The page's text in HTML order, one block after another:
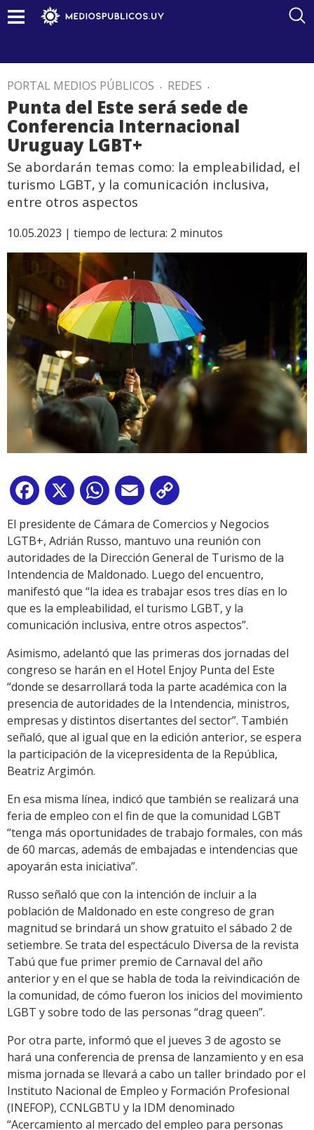
PORTAL MEDIOS PÚBLICOS . REDES .
Punta del Este será sede de
Conferencia Internacional
Uruguay LGBT+
Se abordarán temas como: la empleabilidad, el
turismo LGBT, y la comunicación inclusiva,
entre otros aspectos
10.05.2023 | tiempo de lectura: 2 minutos
Facebook
X WhatsApp
Email
Link
El presidente de Cámara de Comercios y Negocios
LGTB+, Adrián Russo, mantuvo una reunión con
autoridades de la Dirección General de Turismo de la
Intendencia de Maldonado. Luego del encuentro,
manifestó que “la idea es trabajar esos tres días en lo
que es la empleabilidad, el turismo LGBT, y la
comunicación inclusiva, entre otros aspectos”.
Asimismo, adelantó que las primeras dos jornadas del
congreso se harán en el Hotel Enjoy Punta del Este
“donde se desarrollará toda la parte académica con la
presencia de autoridades de la Intendencia, ministros,
empresas y distintos disertantes del sector”. También
señaló, que al igual que en la edición anterior, se espera
la participación de la vicepresidenta de la República,
Beatriz Argimón.
En esa misma línea, indicó que también se realizará una
feria de empleo con el fin de que la comunidad LGBT
“tenga más oportunidades de trabajo formales, con más
de 60 marcas, además de embajadas e intendencias que
apoyarán esta iniciativa”.
Russo señaló que con la intención de incluir a la
población de Maldonado en este congreso de gran
magnitud se brindará un show gratuito el sábado 2 de
setiembre. Se trata del espectáculo Diversa de la revista
Tabú que fue primer premio de Carnaval del año
anterior y en el que se habla de toda la reivindicación de
la comunidad, de cómo fueron los inicios del movimiento
LGBT y sobre todo de las personas “drag queen”.
Por otra parte, informó que el jueves 3 de agosto se
hará una conferencia de prensa de lanzamiento y en esa
misma jornada se llevará a cabo un taller brindado por el
Instituto Nacional de Empleo y Formación Profesional
(INEFOP), CCNLGBTU y la IDM denominado
“Acercamiento al mercado del empleo para personas